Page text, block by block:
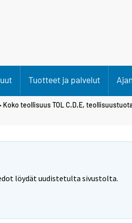
Tuotteet ja palvelut
Koko teollisuus TOL C,D,E,
löydät uudistetulta sivustolta.